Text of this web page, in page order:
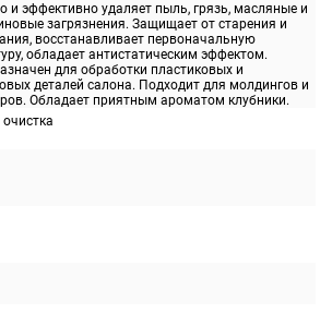
и эффективно удаляет пыль, грязь, масляные и
загрязнения. Защищает от старения и
восстанавливает первоначальную
обладает антистатическим эффектом.
для обработки пластиковых и
деталей салона. Подходит для молдингов и
Обладает приятным ароматом клубники.
очистка